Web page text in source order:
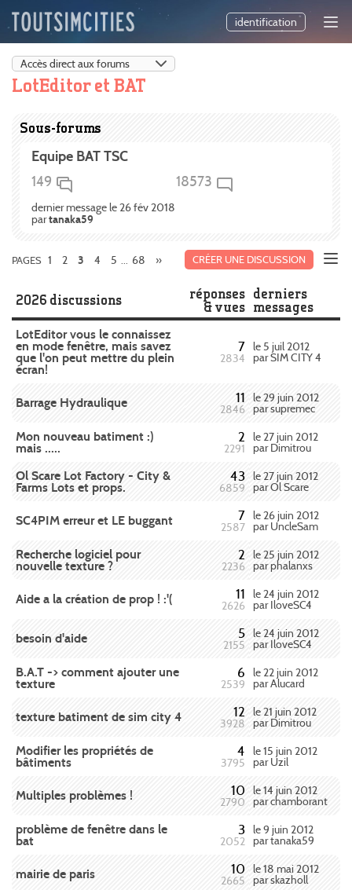
identification
LotEditor et BAT
Sous-forums
Equipe BAT TSC
149
18573
dernier message le 26 fév 2018
partanaka59
CRÉER UNE DISCUSSION
PAGES 1 2 3 4 5 ... 68 »
2026 discussions
réponses
& vues
derniers
messages
LotEditor vous le connaissez
en mode fenêtre, mais savez
que l'on peut mettre du plein
écran!
7
2834
le 5 juil 2012
par SIM CITY 4
Barrage Hydraulique 11
2846
le 29 juin 2012
par supremec
Mon nouveau batiment :)
mais .....
2
2291
le 27 juin 2012
par Dimitrou
Ol Scare Lot Factory - City &
Farms Lots et props.
43
6859
le 27 juin 2012
par Ol Scare
SC4PIM erreur et LE buggant 7
2587
le 26 juin 2012
par UncleSam
Recherche logiciel pour
nouvelle texture ?
2
2236
le 25 juin 2012
par phalanxs
Aide a la création de prop ! :'( 11
2626
le 24 juin 2012
par IloveSC4
besoin d'aide 5
2155
le 24 juin 2012
par IloveSC4
B.A.T -> comment ajouter une
texture
6
2539
le 22 juin 2012
par Alucard
texture batiment de sim city 4 12
3928
le 21 juin 2012
par Dimitrou
Modifier les propriétés de
bâtiments
4
3795
le 15 juin 2012
par Uzil
Multiples problèmes ! 10
2790
le 14 juin 2012
par chamborant
problème de fenêtre dans le
bat
3
2052
le 9 juin 2012
par tanaka59
mairie de paris 10
2665
le 18 mai 2012
par skazholl